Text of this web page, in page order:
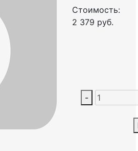
Стоимость:
2 379 руб.
-